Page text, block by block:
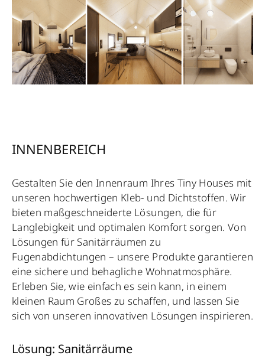
INNENBEREICH
Gestalten Sie den Innenraum Ihres Tiny Houses mit
unseren hochwertigen Kleb- und Dichtstoffen. Wir
bieten maßgeschneiderte Lösungen, die für
Langlebigkeit und optimalen Komfort sorgen. Von
Lösungen für Sanitärräumen zu
Fugenabdichtungen – unsere Produkte garantieren
eine sichere und behagliche Wohnatmosphäre.
Erleben Sie, wie einfach es sein kann, in einem
kleinen Raum Großes zu schaffen, und lassen Sie
sich von unseren innovativen Lösungen inspirieren.
Lösung: Sanitärräume